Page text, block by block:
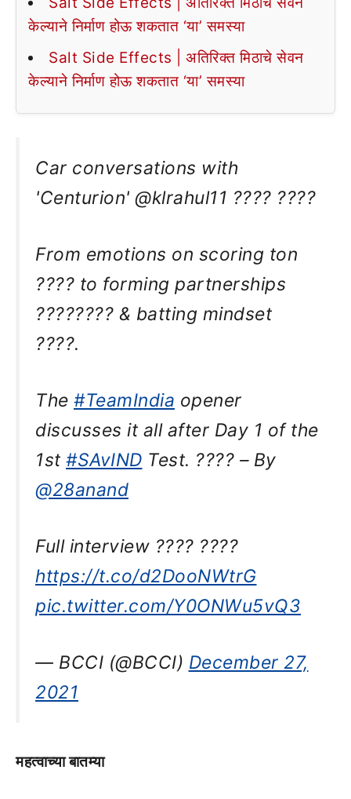
केल्याने निर्माण होऊ शकतात ‘या’ समस्या
Salt Side Effects | अतिरिक्त मिठाचे सेवन
केल्याने निर्माण होऊ शकतात ‘या’ समस्या
Car conversations with
'Centurion' @klrahul11 ???? ????️
From emotions on scoring ton
???? to forming partnerships
???????? & batting mindset
????.
The #TeamIndia opener
discusses it all after Day 1 of the
1st #SAvIND Test. ???? – By
@28anand
Full interview ???? ????
https://t.co/d2DooNWtrG
pic.twitter.com/Y0ONWu5vQ3
— BCCI (@BCCI) December 27,
2021
महत्वाच्या बातम्या